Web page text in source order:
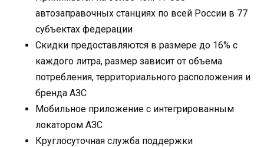
автозаправочных станциях по всей России в 77
субъектах федерации
Скидки предоставляются в размере до 16% с
каждого литра, размер зависит от объема
потребления, территориального расположения и
бренда АЗС
Мобильное приложение с интегрированным
локатором АЗС
Круглосуточная служба поддержки